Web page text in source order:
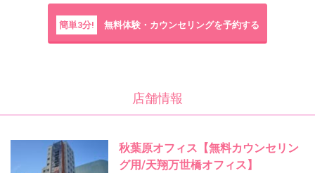
簡単3分! 無料体験・カウンセリングを予約する
店舗情報
秋葉原オフィス【無料カウンセリン
グ用/天翔万世橋オフィス】